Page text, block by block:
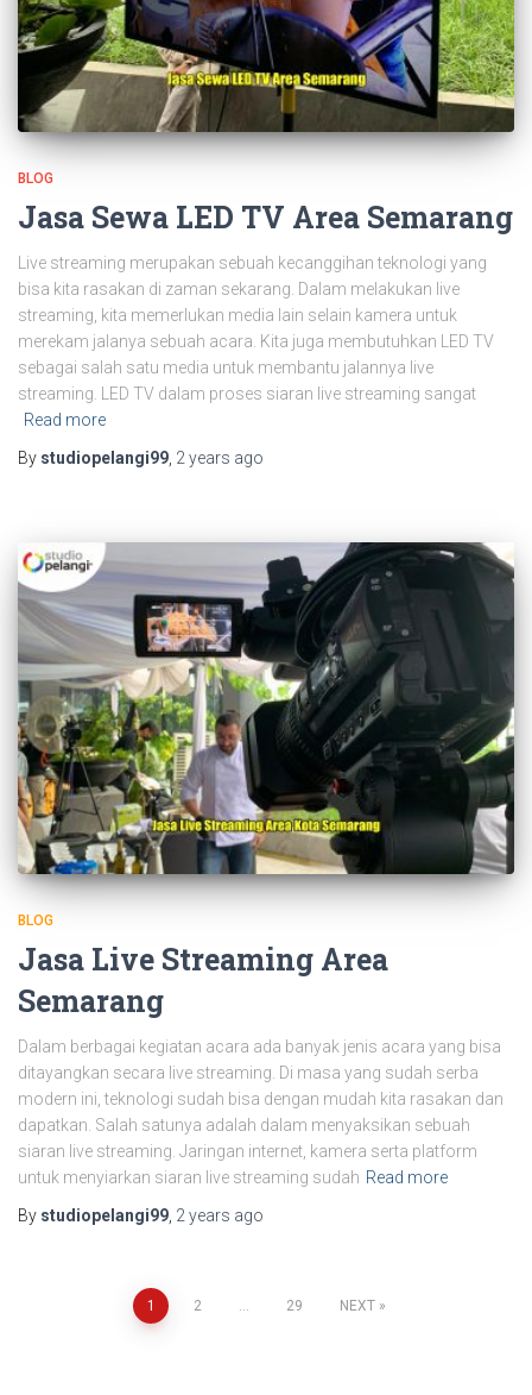
BLOG
Jasa Sewa LED TV Area Semarang
Live streaming merupakan sebuah kecanggihan teknologi yang
bisa kita rasakan di zaman sekarang. Dalam melakukan live
streaming, kita memerlukan media lain selain kamera untuk
merekam jalanya sebuah acara. Kita juga membutuhkan LED TV
sebagai salah satu media untuk membantu jalannya live
streaming. LED TV dalam proses siaran live streaming sangat
Read more
By studiopelangi99 2 years ago
BLOG
Jasa Live Streaming Area
Semarang
Dalam berbagai kegiatan acara ada banyak jenis acara yang bisa
ditayangkan secara live streaming. Di masa yang sudah serba
modern ini, teknologi sudah bisa dengan mudah kita rasakan dan
dapatkan. Salah satunya adalah dalam menyaksikan sebuah
siaran live streaming. Jaringan internet, kamera serta platform
untuk menyiarkan siaran live streaming sudah Read more
By studiopelangi99 2 years ago
1 2 29 NEXT